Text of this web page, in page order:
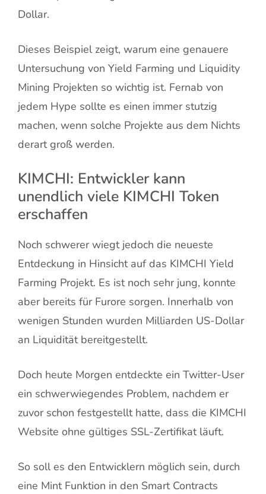
Dollar.
Dieses Beispiel zeigt, warum eine genauere
Untersuchung von Yield Farming und Liquidity
Mining Projekten so wichtig ist. Fernab von
jedem Hype sollte es einen immer stutzig
machen, wenn solche Projekte aus dem Nichts
derart groß werden.
KIMCHI: Entwickler kann
unendlich viele KIMCHI Token
erschaffen
Noch schwerer wiegt jedoch die neueste
Entdeckung in Hinsicht auf das KIMCHI Yield
Farming Projekt. Es ist noch sehr jung, konnte
aber bereits für Furore sorgen. Innerhalb von
wenigen Stunden wurden Milliarden US-Dollar
an Liquidität bereitgestellt.
Doch heute Morgen entdeckte ein Twitter-User
ein schwerwiegendes Problem, nachdem er
zuvor schon festgestellt hatte, dass die KIMCHI
Website ohne gültiges SSL-Zertifikat läuft.
So soll es den Entwicklern möglich sein, durch
eine Mint Funktion in den Smart Contracts